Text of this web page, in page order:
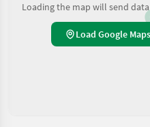
Loading the map will send
Load Google Maps